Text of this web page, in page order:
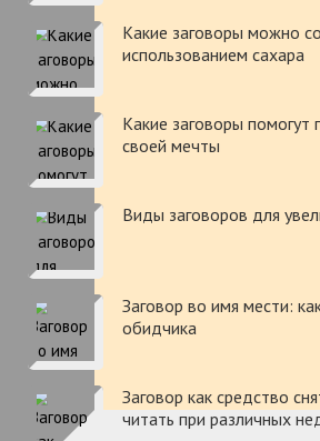
Какие заговоры можно
использованием сахара
Какие заговоры помогут
своей мечты
Виды заговоров для
Заговор во имя мести:
обидчика
Заговор как средство
читать при различных